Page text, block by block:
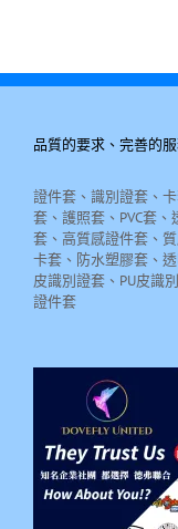
品質的要求、完善的服
證件套、識別證套、
套、護照套、PVC套
套、高質感證件套、
卡套、防水塑膠套、
皮識別證套、PU皮識
證件套